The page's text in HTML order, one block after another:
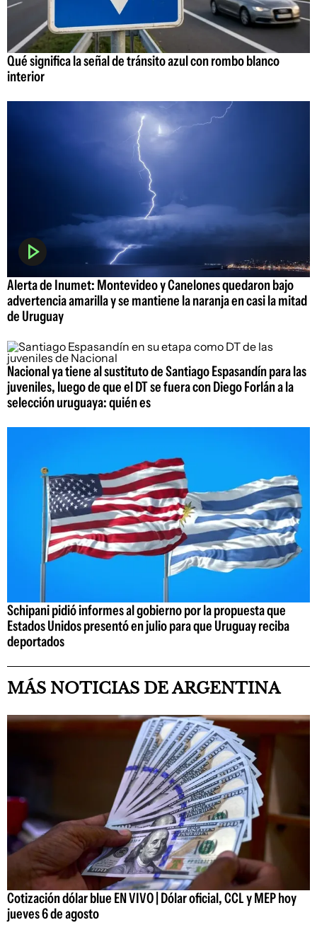
Qué significa la señal de tránsito azul con rombo blanco
interior
Alerta de Inumet: Montevideo y Canelones quedaron bajo
advertencia amarilla y se mantiene la naranja en casi la mitad
de Uruguay
Nacional ya tiene al sustituto de Santiago Espasandín para las
juveniles, luego de que el DT se fuera con Diego Forlán a la
selección uruguaya: quién es
Schipani pidió informes al gobierno por la propuesta que
Estados Unidos presentó en julio para que Uruguay reciba
deportados
MÁS NOTICIAS DE ARGENTINA
Cotización dólar blue EN VIVO | Dólar oficial, CCL y MEP hoy
jueves 6 de agosto